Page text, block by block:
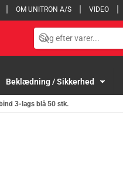
OM UNITRON A/S VIDEO
Beklædning / Sikkerhed
3-lags blå 50 stk.